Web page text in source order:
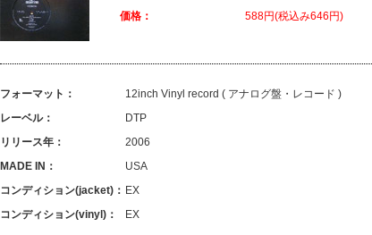
価格：
588円(税込み646円)
フォーマット：
12inch Vinyl record ( アナログ盤・レコード )
レーベル：
DTP
リリース年：
2006
MADE IN：
USA
コンディション(jacket)： EX
コンディション(vinyl)：
EX